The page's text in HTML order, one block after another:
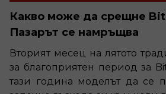
Какво може да срещне
Пазарът се намръщва
Вторият месец на лятото
за благоприятен период за
тази година моделът да се